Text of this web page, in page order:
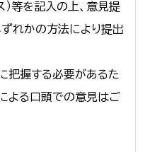
）等を記入の上、意見提
れかの方法により提出
把握する必要があるた
よる口頭での意見はご